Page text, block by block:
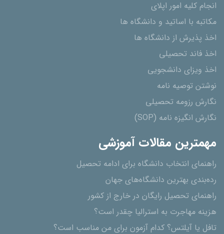
انجام کلیه امور اپلای
مکاتبه با اساتید و دانشگاه ها
اخذ پذیرش از دانشگاه ھا
اخذ فاند تحصیلی
اخذ ویزای دانشجویی
نوشتن توصیه نامه
نگارش رزومه تحصیلی
نگارش انگیزه نامه (SOP)
مهمترین مقالات آموزشی
راهنمای انتخاب دانشگاه برای ادامه تحصیل
رده‌بندی بهترین دانشگاه‌های جهان
راهنمای تحصیل رایگان در خارج از کشور
هزینه مهاجرت به استرالیا چقدر است؟
تافل یا آیلتس؟ کدام آزمون برای من مناسب است؟